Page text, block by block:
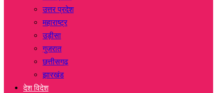
उत्तर प्रदेश
महाराष्ट्र
उड़ीसा
गुजरात
छत्तीसगढ़
झारखंड
देश विदेश